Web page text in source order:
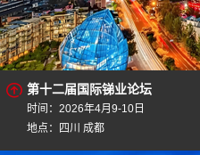
第十二届国际锑业论坛
时间：2026年4月9-10日
地点：四川 成都